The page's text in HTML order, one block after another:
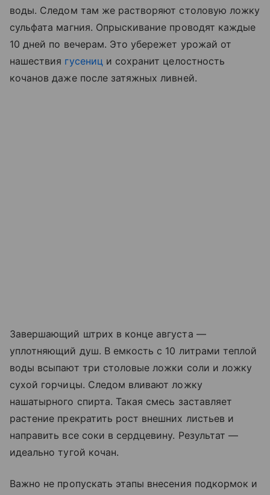
воды. Следом там же растворяют столовую ложку
сульфата магния. Опрыскивание проводят каждые
10 дней по вечерам. Это убережет урожай от
нашествия гусениц и сохранит целостность
кочанов даже после затяжных ливней.
Завершающий штрих в конце августа —
уплотняющий душ. В емкость с 10 литрами теплой
воды всыпают три столовые ложки соли и ложку
сухой горчицы. Следом вливают ложку
нашатырного спирта. Такая смесь заставляет
растение прекратить рост внешних листьев и
направить все соки в сердцевину. Результат —
идеально тугой кочан.
Важно не пропускать этапы внесения подкормок и